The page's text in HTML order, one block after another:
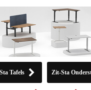
Tafels Zit-Sta